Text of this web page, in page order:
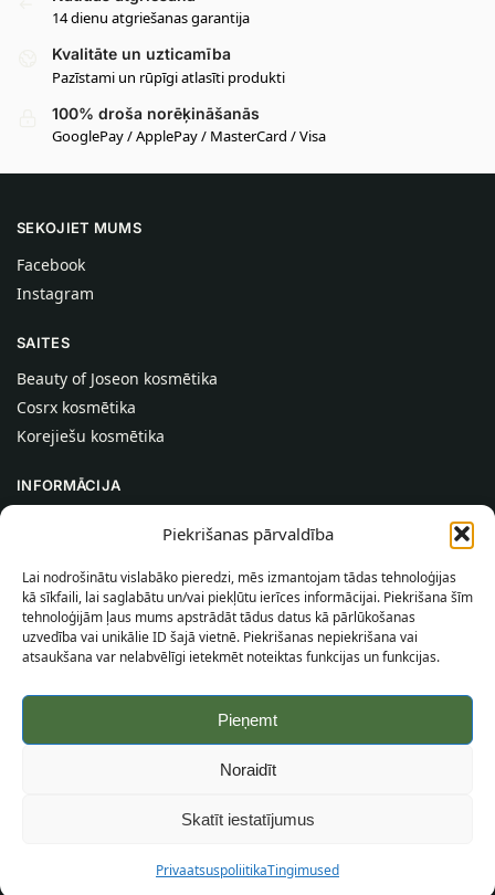
Piekrišanas pārvaldība
Lai nodrošinātu vislabāko pieredzi, mēs izmantojam tādas tehnoloģijas
kā sīkfaili, lai saglabātu un/vai piekļūtu ierīces informācijai. Piekrišana šīm
tehnoloģijām ļaus mums apstrādāt tādus datus kā pārlūkošanas
uzvedība vai unikālie ID šajā vietnē. Piekrišanas nepiekrišana vai
atsaukšana var nelabvēlīgi ietekmēt noteiktas funkcijas un funkcijas.
Pieņemt
Noraidīt
Skatīt iestatījumus
PrivaatsuspoliitikaTingimused
14 dienu atgriešanas garantija
Kvalitāte un uzticamība
Pazīstami un rūpīgi atlasīti produkti
100% droša norēķināšanās
GooglePay / ApplePay / MasterCard / Visa
SEKOJIET MUMS
Facebook
Instagram
SAITES
Beauty of Joseon kosmētika
Cosrx kosmētika
Korejiešu kosmētika
INFORMĀCIJA
Palīdzība
INFORMĀCIJA PIRCĒJAM
Piegādes nosacījumi
Noteikumi un nosacījumi
Vietnes karte